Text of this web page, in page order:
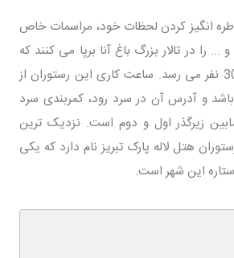
انگیز کردن لحظات خود، مراسمات خاص
... را در تالار بزرگ باغ آنا برپا می کنند که
ظرفیت این تالار به 300 نفر می رسد. ساعت کاری این رستوران از
الی 23 می باشد و آدرس آن در سرد رود، کمربندی سرد
زیرگذر اول و دوم است. نزدیک ترین
هتل لاله پارک تبریز نام دارد که یکی